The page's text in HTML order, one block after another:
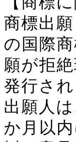
商標出
の国際
願が拒
発行され
出願人
か月以